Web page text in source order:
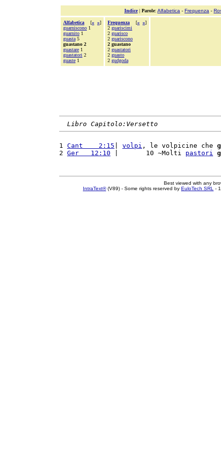
Indice| Parole: Alfabetica - Frequenza -
Alfabetica [« »]
guarniscono 1
guarnito 1
guasta 5
guastano 2
guastare 1
guastatori 2
guaste 1
Frequenza [« »]
2 guariscimi
2 guarisco
2 guariscono
2 guastano
2 guastatori
2 guasto
2 gudgoda
Libro Capitolo:Versetto
1 Cant    2:15 volpi , le volpicine che
2 Ger   12:10 |       10 ~Molti pastori
Best viewed with any
IntraText®(V89) - Some rights reserved by EuloTech SRL -